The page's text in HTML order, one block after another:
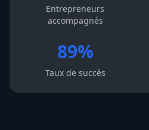
Entrepreneurs
accompagnés
89%
Taux de succès